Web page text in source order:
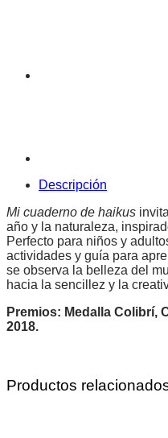
Descripción
Mi cuaderno de haikus
año y la naturaleza,
Perfecto para niños y
actividades y guía para
se observa la belleza del
hacia la sencillez y la
Premios: Medalla Colibrí,
2018.
Productos